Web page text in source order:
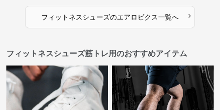
フィットネスシューズのエアロビクス一覧へ ›
フィットネスシューズ筋トレ用のおすすめアイテム